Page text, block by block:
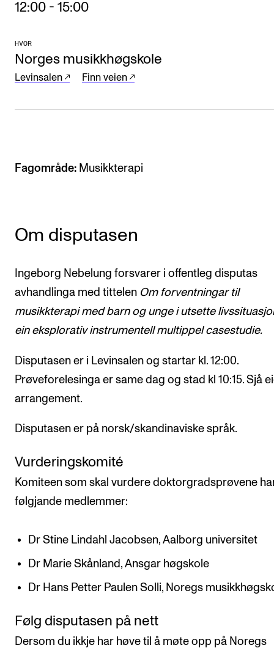
Forskningsetikk
KONSERTER OG ARRANGEMENTER
Organisering av NMH
Biblioteket
Utvalg og komitéer
Strategier, planer og rapporter
Hvem gjør hva i administrasjonen
12:00 - 15:00
HVOR
Norges musikkhøgskole
Levinsalen Finn veien
Fagområde: Musikkterapi
Om disputasen
Ingeborg Nebelung forsvarer i offentleg disputas
avhandlinga med tittelen Om forventningar til
musikkterapi med barn og unge i utsette
ein eksplorativ instrumentell multippel casestudie.
Disputasen er i Levinsalen og startar kl. 12:00.
Prøveforelesinga er same dag og stad kl 10:15. Sjå
arrangement.
Disputasen er på norsk/skandinaviske språk.
Vurderingskomité
Komiteen som skal vurdere doktorgradsprøvene
følgjande medlemmer:
Dr Stine Lindahl Jacobsen, Aalborg universitet
Dr Marie Skånland, Ansgar høgskole
Dr Hans Petter Paulen Solli, Noregs
Følg disputasen på nett
Dersom du ikkje har høve til å møte opp på Noregs